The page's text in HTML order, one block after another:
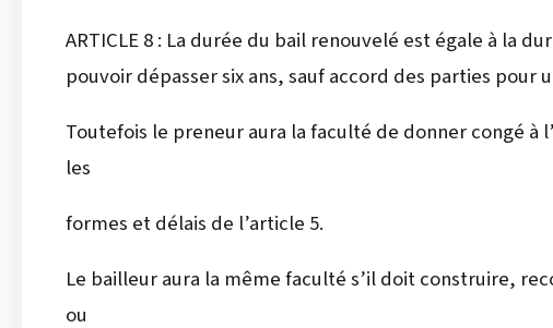
ARTICLE 8 : La durée du bail renouvelé est égale à la
pouvoir dépasser six ans, sauf accord des parties pour
Toutefois le preneur aura la faculté de donner congé à
les
formes et délais de l’article 5.
Le bailleur aura la même faculté s’il doit construire,
ou